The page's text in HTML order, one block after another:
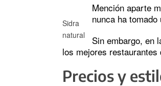
Sidra
natural
Mención aparte
nunca ha
Sin embargo, en
los mejores restaurantes
Precios y